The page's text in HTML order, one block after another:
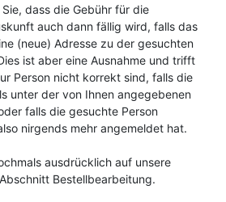
dass die Gebühr für die
auch dann fällig wird, falls das
(neue) Adresse zu der gesuchten
ist aber eine Ausnahme und trifft
Person nicht korrekt sind, falls die
unter der von Ihnen angegebenen
falls die gesuchte Person
nirgends mehr angemeldet hat.
ausdrücklich auf unsere
Bestellbearbeitung.